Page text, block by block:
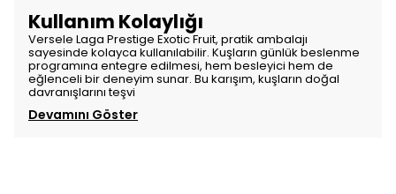
Kullanım Kolaylığı
Versele Laga Prestige Exotic Fruit, pratik ambalajı
sayesinde kolayca kullanılabilir. Kuşların günlük beslenme
programına entegre edilmesi, hem besleyici hem de
eğlenceli bir deneyim sunar. Bu karışım, kuşların doğal
davranışlarını teşvi
Devamını Göster